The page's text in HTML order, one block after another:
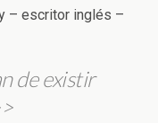
– escritor inglés –
de existir